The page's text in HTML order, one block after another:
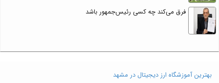
فرق می‌کند چه کسی رئیس‌جمهور باشد
بهترین آموزشگاه ارز دیجیتال در مشهد